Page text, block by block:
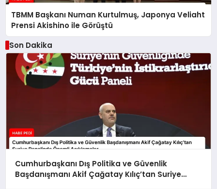
TBMM Başkanı Numan Kurtulmuş, Japonya Veliaht
Prensi Akishino ile Görüştü
Son Dakika
Cumhurbaşkanı Dış Politika ve Güvenlik
Başdanışmanı Akif Çağatay Kılıç’tan Suriye